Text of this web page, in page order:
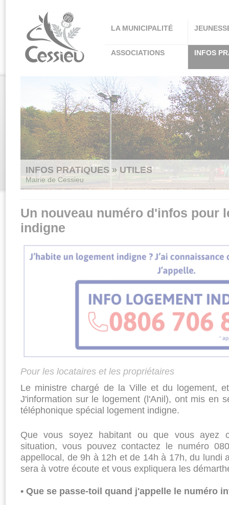
LA MUNICIPALITÉ
ASSOCIATIONS INFOS
INFOS PRATIQUES » UTILES
Mairie de Cessieu
Un nouveau numéro d'infos pour
indigne
Pour les locataires et les propriétaires
Le ministre chargé de la Ville et du logement,
J'information sur le logement (l'Anil), ont mis en
téléphonique spécial logement indigne.
Que vous soyez habitant ou que vous ayez
situation, vous pouvez contactez le numéro
appellocal, de 9h à 12h et de 14h à 17h, du lundi
sera à votre écoute et vous expliquera les
• Que se passe-toil quand j'appelle le numéro